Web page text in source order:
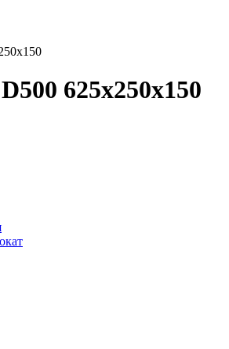
625х250х150